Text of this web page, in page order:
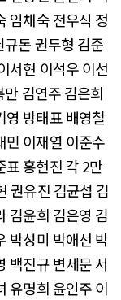
임채숙 전우식 정
돈 권두형 김준
서현 이석우 이선
김연주 김은희
영 방태표 배영철
민 이재열 이준수
표 홍현진 각 2만
권유진 김균섭 김
김윤희 김은영 김
박성미 박애선 박
백진규 변세문 서
유명희 윤인주 이